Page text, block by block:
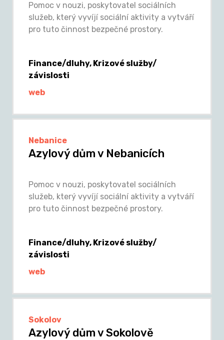
Pomoc v nouzi, poskytovatel sociálních
služeb, který vyvíjí sociální aktivity a vytváří
pro tuto činnost bezpečné prostory.
Finance/dluhy, Krizové služby/
závislosti
web
Nebanice
Azylový dům v Nebanicích
Pomoc v nouzi, poskytovatel sociálních
služeb, který vyvíjí sociální aktivity a vytváří
pro tuto činnost bezpečné prostory.
Finance/dluhy, Krizové služby/
závislosti
web
Sokolov
Azylový dům v Sokolově